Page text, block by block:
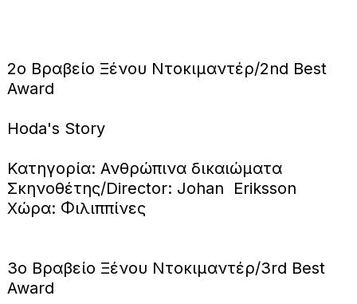
2ο Βραβείο Ξένου Ντοκιμαντέρ/2nd Best
Award
Hoda's Story
Κατηγορία: Ανθρώπινα δικαιώματα
Σκηνοθέτης/Director: Johan Eriksson
Χώρα: Φιλιππίνες
3ο Βραβείο Ξένου Ντοκιμαντέρ/3rd Best
Award